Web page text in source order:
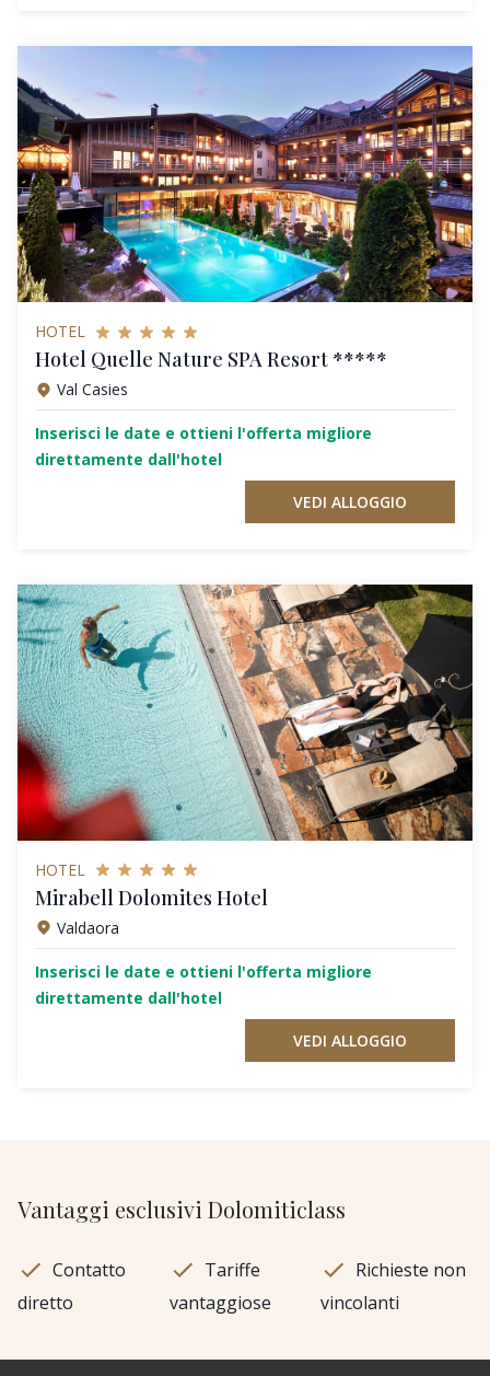
HOTEL
Hotel Quelle Nature SPA Resort *****
Val Casies
Inserisci le date e ottieni l'offerta migliore
direttamente dall'hotel
VEDI ALLOGGIO
HOTEL
Mirabell Dolomites Hotel
Valdaora
Inserisci le date e ottieni l'offerta migliore
direttamente dall'hotel
VEDI ALLOGGIO
Vantaggi esclusivi Dolomiticlass
Contatto
diretto
Tariffe
vantaggiose
Richieste non
vincolanti